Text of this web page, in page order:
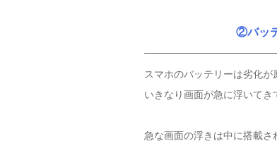
②バッ
スマホのバッテリーは劣化が
いきなり画面が急に浮いてき
急な画面の浮きは中に搭載さ